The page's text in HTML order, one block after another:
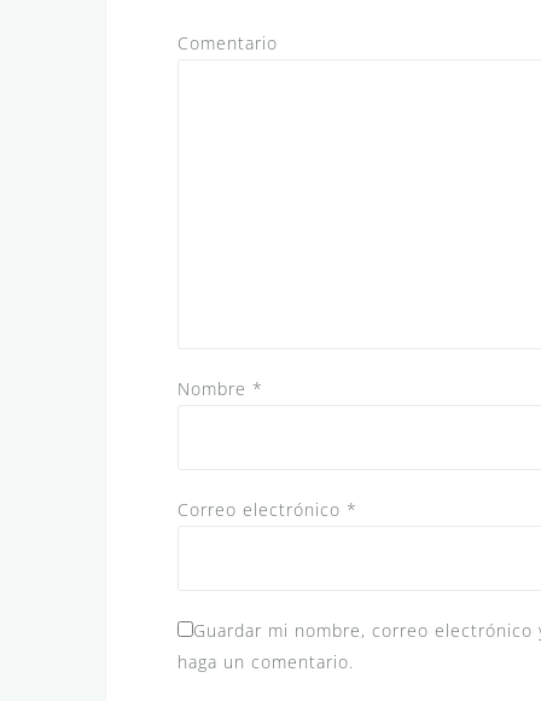
Comentario
Nombre *
Correo electrónico *
Guardar mi nombre, correo
haga un comentario.